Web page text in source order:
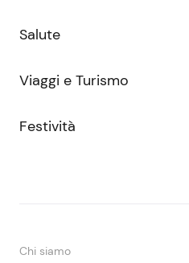
Salute
Viaggi e Turismo
Festività
Chi siamo